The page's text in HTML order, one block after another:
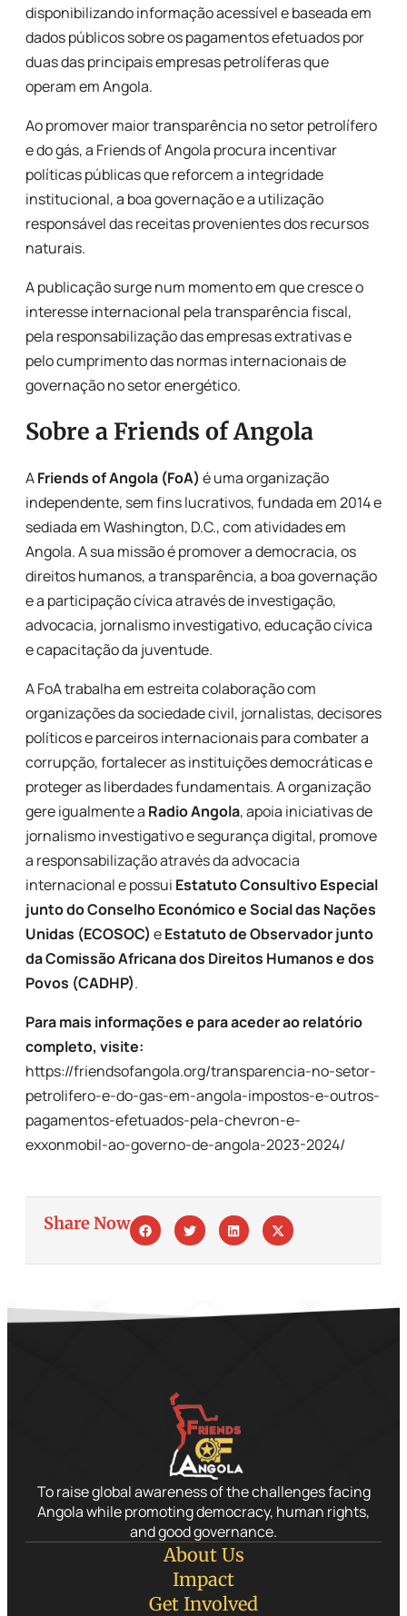
disponibilizando informação acessível e baseada em
dados públicos sobre os pagamentos efetuados por
duas das principais empresas petrolíferas que
operam em Angola.
Ao promover maior transparência no setor petrolífero
e do gás, a Friends of Angola procura incentivar
políticas públicas que reforcem a integridade
institucional, a boa governação e a utilização
responsável das receitas provenientes dos recursos
naturais.
A publicação surge num momento em que cresce o
interesse internacional pela transparência fiscal,
pela responsabilização das empresas extrativas e
pelo cumprimento das normas internacionais de
governação no setor energético.
Sobre a Friends of Angola
AFriends of Angola (FoA) é uma organização
independente, sem fins lucrativos, fundada em 2014 e
sediada em Washington, D.C., com atividades em
Angola. A sua missão é promover a democracia, os
direitos humanos, a transparência, a boa governação
e a participação cívica através de investigação,
advocacia, jornalismo investigativo, educação cívica
e capacitação da juventude.
A FoA trabalha em estreita colaboração com
organizações da sociedade civil, jornalistas, decisores
políticos e parceiros internacionais para combater a
corrupção, fortalecer as instituições democráticas e
proteger as liberdades fundamentais. A organização
gere igualmente a Radio Angola, apoia iniciativas de
jornalismo investigativo e segurança digital, promove
a responsabilização através da advocacia
internacional e possui Estatuto Consultivo Especial
junto do Conselho Económico e Social das Nações
Unidas (ECOSOC) eEstatuto de Observador junto
da Comissão Africana dos Direitos Humanos e dos
Povos (CADHP).
Para mais informações e para aceder ao relatório
completo, visite:
https://friendsofangola.org/transparencia-no-setor-
petrolifero-e-do-gas-em-angola-impostos-e-outros-
pagamentos-efetuados-pela-chevron-e-
exxonmobil-ao-governo-de-angola-2023-2024/
Share Now
To raise global awareness of the challenges facing
Angola while promoting democracy, human rights,
and good governance.
About Us
Impact
Get Involved